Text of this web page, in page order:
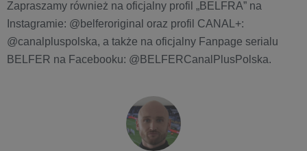
Zapraszamy również na oficjalny profil „BELFRA” na
Instagramie: @belferoriginal oraz profil CANAL+:
@canalpluspolska, a także na oficjalny Fanpage serialu
BELFER na Facebooku: @BELFERCanalPlusPolska.